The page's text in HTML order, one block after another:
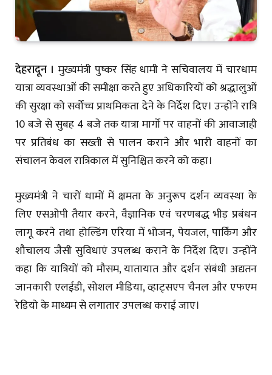
देहरादून । मुख्यमंत्री पुष्कर सिंह धामी ने सचिवालय में चारधाम
यात्रा व्यवस्थाओं की समीक्षा करते हुए अधिकारियों को श्रद्धालुओं
की सुरक्षा को सर्वोच्च प्राथमिकता देने के निर्देश दिए। उन्होंने रात्रि
10 बजे से सुबह 4 बजे तक यात्रा मार्गों पर वाहनों की आवाजाही
पर प्रतिबंध का सख्ती से पालन कराने और भारी वाहनों का
संचालन केवल रात्रिकाल में सुनिश्चित करने को कहा।
मुख्यमंत्री ने चारों धामों में क्षमता के अनुरूप दर्शन व्यवस्था के
लिए एसओपी तैयार करने, वैज्ञानिक एवं चरणबद्ध भीड़ प्रबंधन
लागू करने तथा होल्डिंग एरिया में भोजन, पेयजल, पार्किंग और
शौचालय जैसी सुविधाएं उपलब्ध कराने के निर्देश दिए। उन्होंने
कहा कि यात्रियों को मौसम, यातायात और दर्शन संबंधी अद्यतन
जानकारी एलईडी, सोशल मीडिया, व्हाट्सएप चैनल और एफएम
रेडियो के माध्यम से लगातार उपलब्ध कराई जाए।